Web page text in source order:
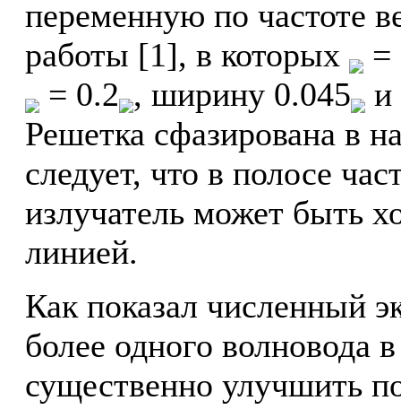
переменную по частоте
работы [1], в которых
= 0.2 , ширину 0.045
и
Решетка сфазирована в
следует, что в полосе
излучатель может быть
линией.
Как показал численный
более одного волновода
существенно улучшить